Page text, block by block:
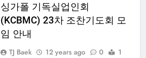
싱가폴 기독실업인회
(KCBMC) 23차 조찬기도회 모
임 안내
TJ Baek 12 years ago 0
1